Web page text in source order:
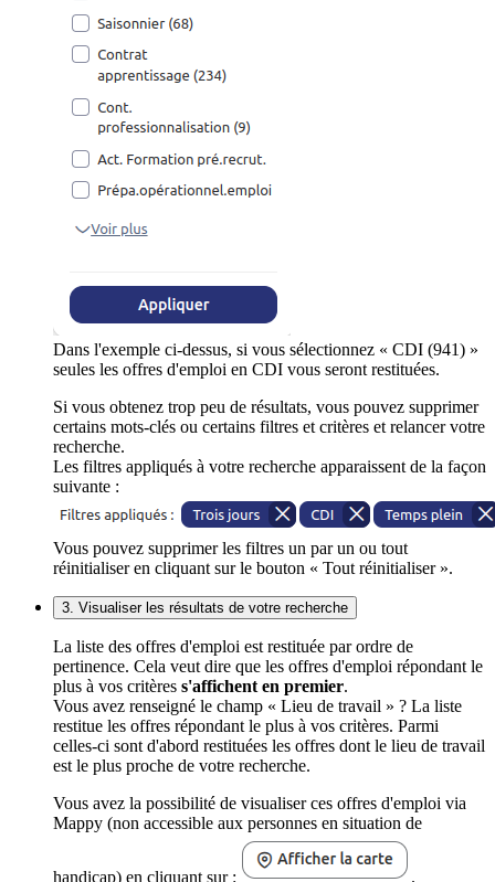
Dans l'exemple ci-dessus, si vous sélectionnez « CDI (941) »
seules les offres d'emploi en CDI vous seront restituées.
Si vous obtenez trop peu de résultats, vous pouvez supprimer
certains mots-clés ou certains filtres et critères et relancer votre
recherche.
Les filtres appliqués à votre recherche apparaissent de la façon
suivante :
Vous pouvez supprimer les filtres un par un ou tout
réinitialiser en cliquant sur le bouton « Tout réinitialiser ».
3. Visualiser les résultats de votre recherche
La liste des offres d'emploi est restituée par ordre de
pertinence. Cela veut dire que les offres d'emploi répondant le
plus à vos critères s'affichent en premier.
Vous avez renseigné le champ « Lieu de travail » ? La liste
restitue les offres répondant le plus à vos critères. Parmi
celles-ci sont d'abord restituées les offres dont le lieu de travail
est le plus proche de votre recherche.
Vous avez la possibilité de visualiser ces offres d'emploi via
Mappy (non accessible aux personnes en situation de
handicap) en cliquant sur :
.